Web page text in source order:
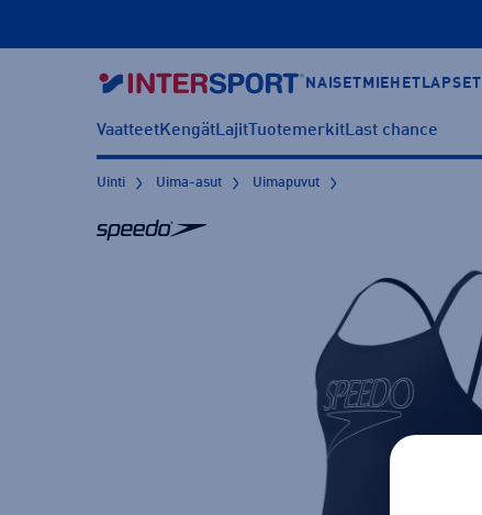
NAISET MIEHET LAPSET
VaatteetKengätLajitTuotemerkitLast chance
Uinti Uima-asut Uimapuvut